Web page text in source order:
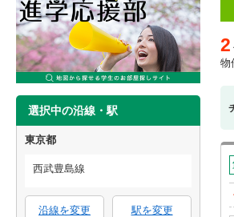
選択中の沿線・駅
東京都
西武豊島線
沿線を変更 駅を変更
2
物